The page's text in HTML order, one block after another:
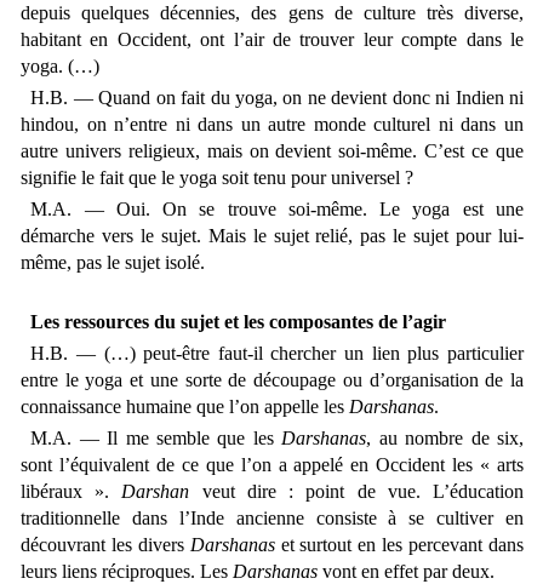
depuis quelques décennies, des gens de culture très diverse,
habitant en Occident, ont l’air de trouver leur compte dans le
yoga. (…)
H.B. — Quand on fait du yoga, on ne devient donc ni Indien ni
hindou, on n’entre ni dans un autre monde culturel ni dans un
autre univers religieux, mais on devient soi-même. C’est ce que
signifie le fait que le yoga soit tenu pour universel ?
M.A. — Oui. On se trouve soi-même. Le yoga est une
démarche vers le sujet. Mais le sujet relié, pas le sujet pour lui-
même, pas le sujet isolé.
Les ressources du sujet et les composantes de l’agir
H.B. — (…) peut-être faut-il chercher un lien plus particulier
entre le yoga et une sorte de découpage ou d’organisation de la
connaissance humaine que l’on appelle les Darshanas.
M.A. — Il me semble que les Darshanas, au nombre de six,
sont l’équivalent de ce que l’on a appelé en Occident les « arts
libéraux ». Darshan veut dire : point de vue. L’éducation
traditionnelle dans l’Inde ancienne consiste à se cultiver en
découvrant les divers Darshanaset surtout en les percevant dans
leurs liens réciproques. Les Darshanas vont en effet par deux.